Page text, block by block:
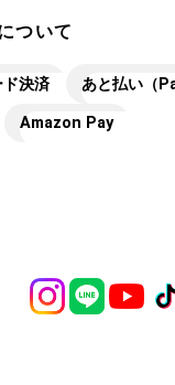
ついて
決済 あと払い（
Amazon Pay